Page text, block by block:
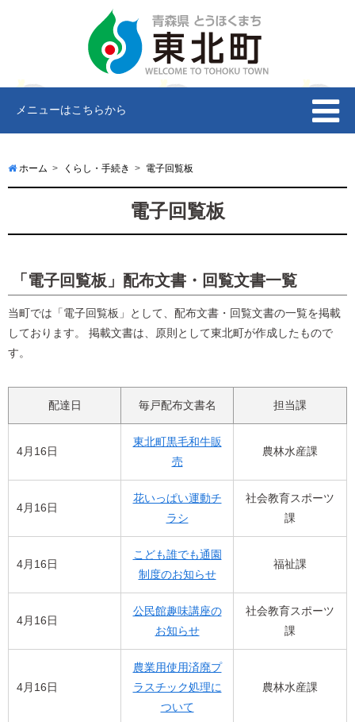
メニューはこちらから
ホーム くらし・手続き 電子回覧板
電子回覧板
「電子回覧板」配布文書・回覧文書一覧
当町では「電子回覧板」として、配布文書・回覧文書の一覧を掲載
しております。 掲載文書は、原則として東北町が作成したもので
す。
配達日 毎戸配布文書名 担当課
4月16日
東北町黒毛和牛販
売
農林水産課
4月16日
花いっぱい運動チ
ラシ
社会教育スポーツ
課
4月16日
こども誰でも通園
制度のお知らせ
福祉課
4月16日
公民館趣味講座の
お知らせ
社会教育スポーツ
課
4月16日
農業用使用済廃プ
ラスチック処理に
ついて
農林水産課